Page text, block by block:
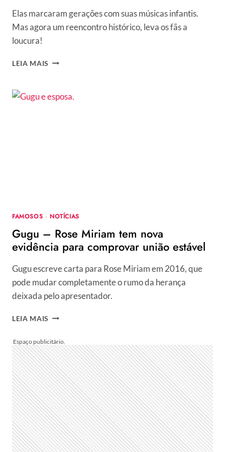
Elas marcaram gerações com suas músicas infantis.
Mas agora um reencontro histórico, leva os fãs a
loucura!
LEIA MAIS ELIANA,
SURGEM
FAMOSOS · NOTÍCIAS
Gugu – Rose Miriam tem nova
evidência para comprovar união estável
Gugu escreve carta para Rose Miriam em 2016, que
pode mudar completamente o rumo da herança
deixada pelo apresentador.
LEIA MAIS GUGU
MIRIAM
TEM
NOVA
EVIDÊNCIA
PARA
COMPROVAR
UNIÃO
ESTÁVEL